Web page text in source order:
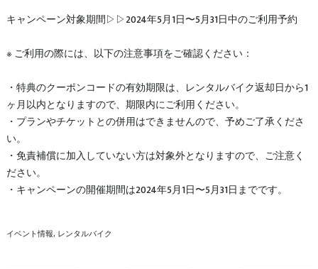
キャンペーン対象期間▷▷2024年5月1日〜5月31日中のご利用予約
※ ご利用の際には、以下の注意事項をご確認ください：
・特典のクーポンコードの有効期限は、レンタルバイク返却日から1
ヶ月以内となりますので、期限内にご利用ください。
・プランやチケットとの併用はできませんので、予めご了承くださ
い。
・免責補償に加入していない方は対象外となりますので、ご注意く
ださい。
・キャンペーンの開催期間は2024年5月1日〜5月31日までです。
イベント情報 レンタルバイク